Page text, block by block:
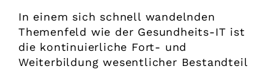
In einem sich schnell wandelnden
Themenfeld wie der Gesundheits-IT ist
die kontinuierliche Fort- und
Weiterbildung wesentlicher Bestandteil